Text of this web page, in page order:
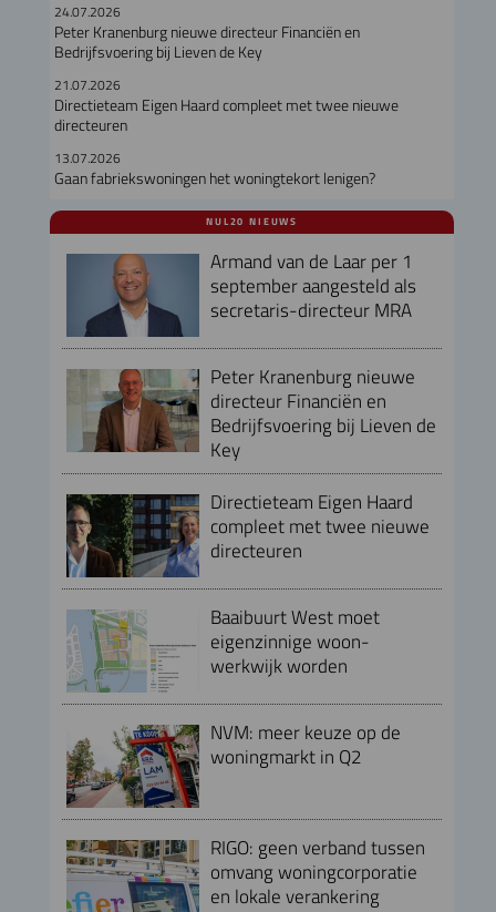
24.07.2026
Peter Kranenburg nieuwe directeur Financiën en
Bedrijfsvoering bij Lieven de Key
21.07.2026
Directieteam Eigen Haard compleet met twee nieuwe
directeuren
13.07.2026
Gaan fabriekswoningen het woningtekort lenigen?
NUL20 NIEUWS
Armand van de Laar per 1
september aangesteld als
secretaris-directeur MRA
Peter Kranenburg nieuwe
directeur Financiën en
Bedrijfsvoering bij Lieven de
Key
Directieteam Eigen Haard
compleet met twee nieuwe
directeuren
Baaibuurt West moet
eigenzinnige woon-
werkwijk worden
NVM: meer keuze op de
woningmarkt in Q2
RIGO: geen verband tussen
omvang woningcorporatie
en lokale verankering